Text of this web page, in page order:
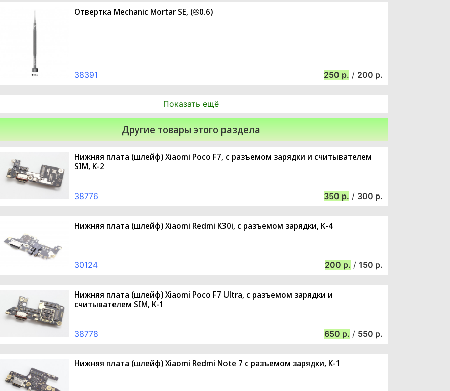
Отвертка Mechanic Mortar SE, (✇0.6)
38391 250 / 200
Показать ещё
Другие товары этого раздела
Нижняя плата (шлейф) Xiaomi Poco F7, с разъемом зарядки и считывателем
SIM, K-2
38776 350 / 300
Нижняя плата (шлейф) Xiaomi Redmi K30i, с разъемом зарядки, К-4
30124 200 / 150
Нижняя плата (шлейф) Xiaomi Poco F7 Ultra, с разъемом зарядки и
считывателем SIM, K-1
38778 650 / 550
Нижняя плата (шлейф) Xiaomi Redmi Note 7 с разъемом зарядки, К-1